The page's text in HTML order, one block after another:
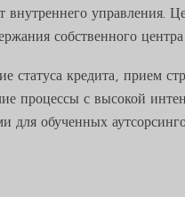
управления.
собственного центра
кредита, прием
процессы с высокой
для обученных